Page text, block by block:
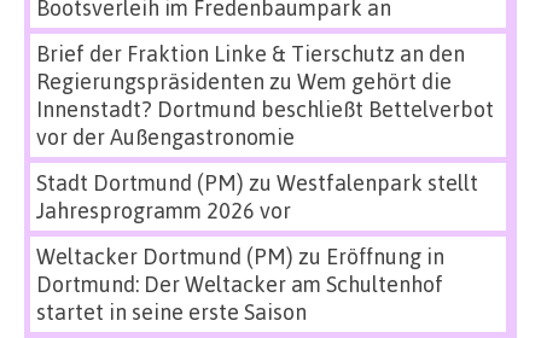
Bootsverleih im Fredenbaumpark an
Brief der Fraktion Linke & Tierschutz an den
Regierungspräsidenten zu Wem gehört die
Innenstadt? Dortmund beschließt Bettelverbot
vor der Außengastronomie
Stadt Dortmund (PM) zu Westfalenpark stellt
Jahresprogramm 2026 vor
Weltacker Dortmund (PM) zu Eröffnung in
Dortmund: Der Weltacker am Schultenhof
startet in seine erste Saison